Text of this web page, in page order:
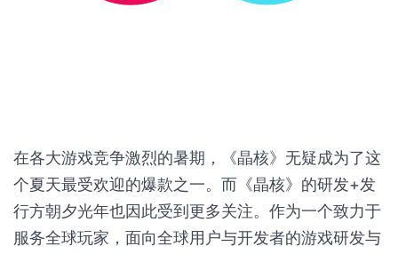
在各大游戏竞争激烈的暑期，《晶核》无疑成为了这
个夏天最受欢迎的爆款之一。而《晶核》的研发+发
行方朝夕光年也因此受到更多关注。作为一个致力于
服务全球玩家，面向全球用户与开发者的游戏研发与